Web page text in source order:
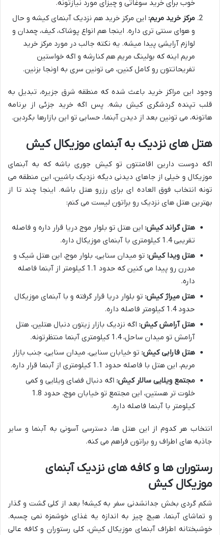
خوب برای خرید سوغاتی و چیزای مورد نیازتونه.
مرکز خرید مریم: این مرکز خرید هم نزدیک آبنمای کیشه و حال
و هوای سنتی تری داره. اینجا هم انواع پوشاک، کیف، چمدان و
لوازم آرایشی پیدا میشه. یه نکته جالب در مورد مرکز خرید
مریم اینه که بولینگ مریم هم کنارشه و اگه خواستین
تفریحاتتون رو کامل کنین، می تونین سری به اونجا بزنین.
وجود این مراکز خرید باعث شده که منطقه شرق جزیره، تبدیل به
قلب تپنده گردشگری کیش بشه. پس اگه خرید جزئی از برنامه
هاتونه، می تونین بعد از دیدن آبنما، حسابی تو این بازارها بگردین.
هتل های نزدیک به آبنمای موزیکال کیش
اگه دوست دارین اقامتتون تو کیش جوری باشه که به آبنمای
موزیکال و خیلی از جاهای دیدنی دیگه نزدیک باشین، این منطقه می
تونه انتخاب فوق العاده ای برای رزرو هتل باشه. اینجا چند تا از
بهترین هتل های نزدیک رو براتون لیست می کنم:
هتل گراند کیش: این هتل تو بلوار موج دریا قرار داره و فاصله
تقریبی 1.4 کیلومتری با آبنمای موزیکال داره.
هتل ویدا کیش: تو میدان سنایی، بلوار موج، این هتل شیک و
مدرن رو پیدا می کنین که حدود 1.1 کیلومتر از آبنما فاصله
داره.
هتل میراژ کیش: تو بلوار دریا قرار گرفته و با آبنمای موزیکال
حدود 1.4 کیلومتر فاصله داره.
هتل آرامش کیش: اگه نزدیک بازار زیتون دنبال هتلین، هتل
آرامش تو میدان ساحل، 1.4 کیلومتری آبنما منتظرتونه.
هتل فارابی کیش: تو خیابان سنایی، میدان سنایی، جنب بازار
مریم، این هتل با فاصله حدود 1.1 کیلومتری از آبنما قرار داره.
مجتمع ویلایی سالار کیش: اگه دنبال فضای ویلایی و کمی
خلوت تر هستین، این مجتمع تو خیابان موج، حدود 1.8
کیلومتر با آبنما فاصله داره.
انتخاب هر کدوم از این هتل ها، دسترسی آسونی به آبنما و سایر
جاذبه های اطراف رو براتون فراهم می کنه.
رستوران ها و کافه های نزدیک آبنمای
موزیکال کیش
شکم گردی بخش جدانشدنی سفر به کیشه! بعد از کلی گشت و گذار
و تماشای آبنما، هیچ چیز به اندازه یه غذای خوشمزه نمی چسبه.
خوشبختانه اطراف آبنمای موزیکال کیش، کلی رستوران و کافه عالی